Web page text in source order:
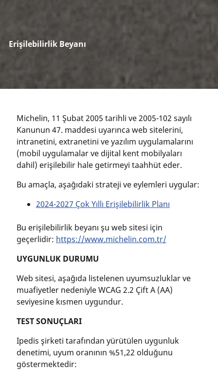
Erişilebilirlik Beyanı
Michelin, 11 Şubat 2005 tarihli ve 2005-102 sayılı
Kanunun 47. maddesi uyarınca web sitelerini,
intranetini, extranetini ve yazılım uygulamalarını
(mobil uygulamalar ve dijital kent mobilyaları
dahil) erişilebilir hale getirmeyi taahhüt eder.
Bu amaçla, aşağıdaki strateji ve eylemleri uygular:
2024-2027 Çok Yıllı Erişilebilirlik Planı
Bu erişilebilirlik beyanı şu web sitesi için
geçerlidir: https://www.michelin.com.tr/
UYGUNLUK DURUMU
Web sitesi, aşağıda listelenen uyumsuzluklar ve
muafiyetler nedeniyle WCAG 2.2 Çift A (AA)
seviyesine kısmen uygundur.
TEST SONUÇLARI
Ipedis şirketi tarafından yürütülen uygunluk
denetimi, uyum oranının %51,22 olduğunu
göstermektedir: